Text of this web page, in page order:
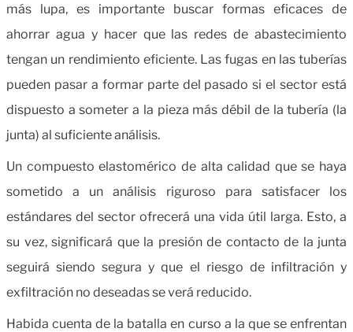
más lupa, es importante buscar formas eficaces de
ahorrar agua y hacer que las redes de abastecimiento
tengan un rendimiento eficiente. Las fugas en las tuberías
pueden pasar a formar parte del pasado si el sector está
dispuesto a someter a la pieza más débil de la tubería (la
junta) al suficiente análisis.
Un compuesto elastomérico de alta calidad que se haya
sometido a un análisis riguroso para satisfacer los
estándares del sector ofrecerá una vida útil larga. Esto, a
su vez, significará que la presión de contacto de la junta
seguirá siendo segura y que el riesgo de infiltración y
exfiltración no deseadas se verá reducido.
Habida cuenta de la batalla en curso a la que se enfrentan